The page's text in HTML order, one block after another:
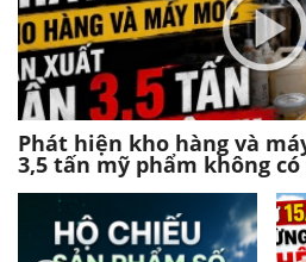
Phát hiện kho hàng và
3,5 tấn mỹ phẩm không